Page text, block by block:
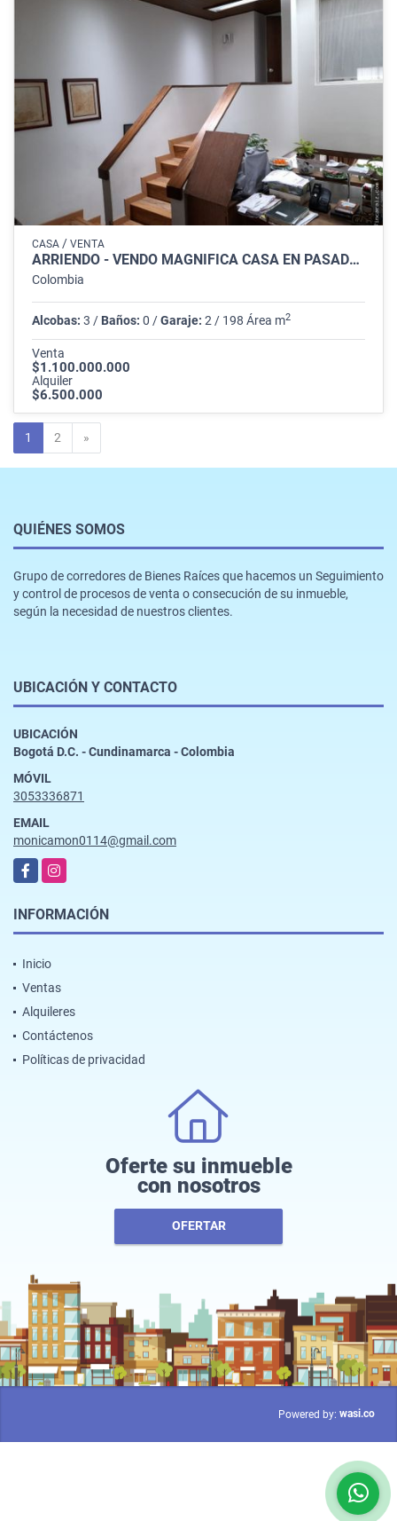
CASA / VENTA
ARRIENDO - VENDO MAGNÍFICA CASA EN PASADENA (106 COSTADO OCCIDENTAL)
Colombia
Alcobas: 3 / Baños: 0 /Garaje: 2 / 198 Área m2
Venta
$1.100.000.000
Alquiler
$6.500.000
1 2 »
QUIÉNES SOMOS
Grupo de corredores de Bienes Raíces que hacemos un Seguimiento
y control de procesos de venta o consecución de su inmueble,
según la necesidad de nuestros clientes.
UBICACIÓN Y CONTACTO
UBICACIÓN
Bogotá D.C. - Cundinamarca - Colombia
MÓVIL
3053336871
EMAIL
monicamon0114@gmail.com
FacebookInstagram
INFORMACIÓN
Inicio
Ventas
Alquileres
Contáctenos
Políticas de privacidad
Oferte su inmueble
con nosotros
OFERTAR
Powered by: wasi.co